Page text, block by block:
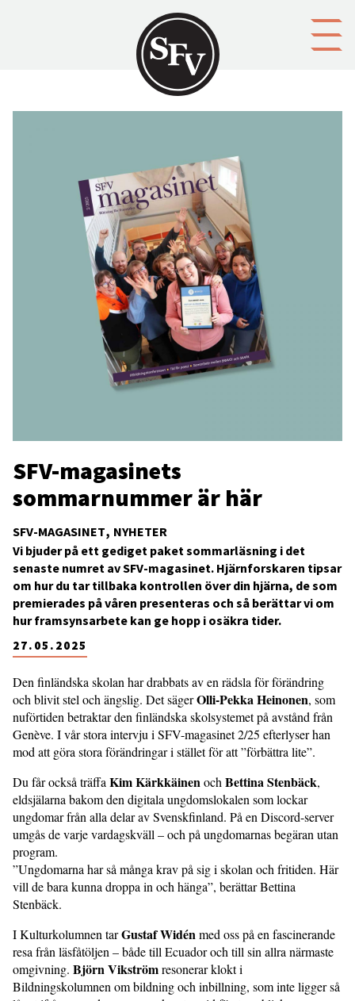
SFV-MAGASINET NYHETER
SFV-magasinets
sommarnummer är här
27.05.2025
Vi bjuder på ett gediget paket sommarläsning i det
senaste numret av SFV-magasinet. Hjärnforskaren tipsar
om hur du tar tillbaka kontrollen över din hjärna, de som
premierades på våren presenteras och så berättar vi om
hur framsynsarbete kan ge hopp i osäkra tider.
Den finländska skolan har drabbats av en rädsla för förändring
och blivit stel och ängslig. Det sägerOlli-Pekka Heinonen, som
nuförtiden betraktar den finländska skolsystemet på avstånd från
Genève. I vår stora intervju i SFV-magasinet 2/25 efterlyser han
mod att göra stora förändringar i stället för att ”förbättra lite”.
Du får också träffa Kim Kärkkäinenoch Bettina Stenbäck,
eldsjälarna bakom den digitala ungdomslokalen som lockar
ungdomar från alla delar av Svenskfinland. På en Discord-server
umgås de varje vardagskväll – och på ungdomarnas begäran utan
program.
”Ungdomarna har så många krav på sig i skolan och fritiden. Här
vill de bara kunna droppa in och hänga”, berättar Bettina
Stenbäck.
I Kulturkolumnen tarGustaf Widénmed oss på en fascinerande
resa från läsfåtöljen – både till Ecuador och till sin allra närmaste
omgivning. Björn Vikströmresonerar klokt i
Bildningskolumnen om bildning och inbillning, som inte ligger så